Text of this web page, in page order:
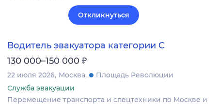
Откликнуться
Водитель эвакуатора категории С
130 000–150 000 ₽
22 июля 2026 Москва
Площадь Революции
Служба эвакуации
Перемещение транспорта и спецтехники по Москве и